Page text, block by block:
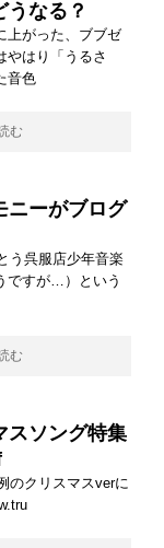
うなる？
上がった、ブブゼ
やはり「うるさ
音色
む
ニーがブログ
う呉服店少年音楽
ですが…）という
む
スソング特集
のクリスマスverに